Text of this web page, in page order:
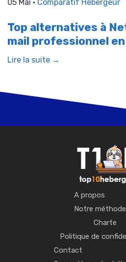
05 Mai • Comparatif Hébergeur
Top alternatives à
mail professionnel
Lire la suite →
A propos
Notre méthode
Charte
Politique de
Contact